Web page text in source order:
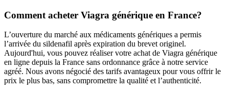
Comment acheter Viagra générique en France?
L’ouverture du marché aux médicaments génériques a permis
l’arrivée du sildenafil après expiration du brevet originel.
Aujourd'hui, vous pouvez réaliser votre achat de Viagra générique
en ligne depuis la France sans ordonnance grâce à notre service
agréé. Nous avons négocié des tarifs avantageux pour vous offrir le
prix le plus bas, sans compromettre la qualité et l’authenticité.